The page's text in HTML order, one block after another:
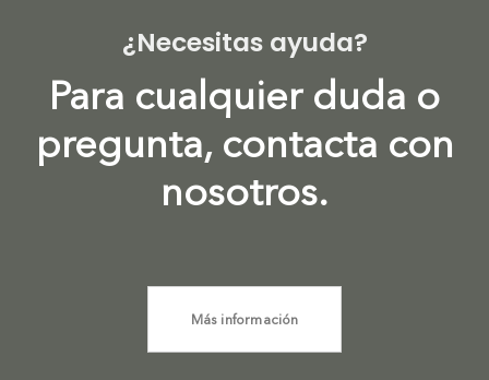
¿Necesitas ayuda?
Para cualquier duda o
pregunta, contacta con
nosotros.
Más información